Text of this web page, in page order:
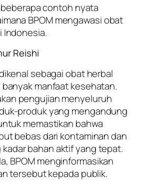
contoh nyata
BPOM mengawasi obat
Indonesia.
Reishi
sebagai obat herbal
manfaat kesehatan.
pengujian menyeluruh
produk yang mengandung
memastikan bahwa
bebas dari kontaminan dan
bahan aktif yang tepat.
BPOM menginformasikan
tersebut kepada publik.